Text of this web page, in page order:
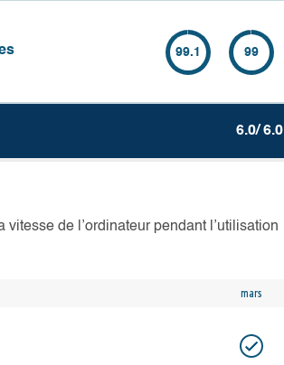
99.1 99
6.0/ 6.0
de l’ordinateur pendant l’utilisation
mars